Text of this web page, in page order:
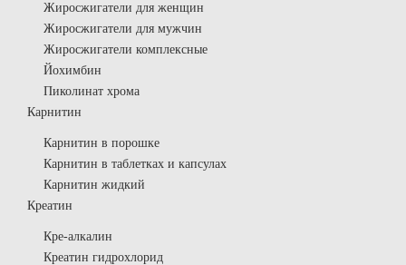
Жиросжигатели для женщин
Жиросжигатели для мужчин
Жиросжигатели комплексные
Йохимбин
Пиколинат хрома
Карнитин
Карнитин в порошке
Карнитин в таблетках и капсулах
Карнитин жидкий
Креатин
Кре-алкалин
Креатин гидрохлорид